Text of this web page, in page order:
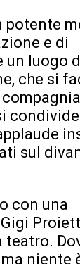
potente
e di
un luogo
che si
sul
con una
teatro.
niente